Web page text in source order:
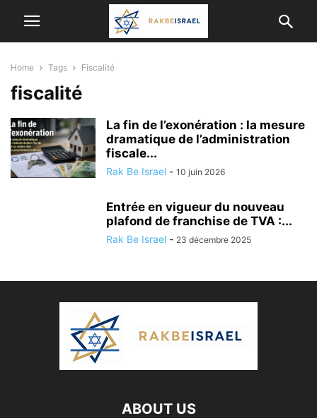
Home Tags Fiscalité
fiscalité
La fin de l’exonération : la mesure
dramatique de l’administration
fiscale...
Rak Be Israel - 10 juin 2026
Entrée en vigueur du nouveau
plafond de franchise de TVA :...
Rak Be Israel - 23 décembre 2025
ABOUT US